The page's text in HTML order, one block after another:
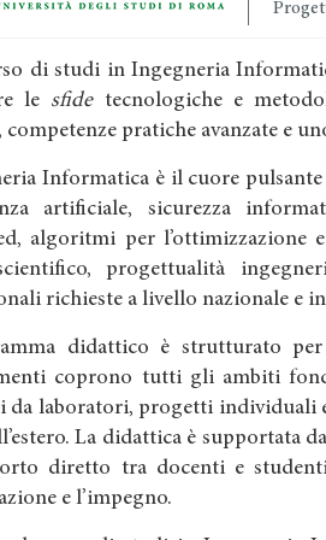
di studi in Ingegneria
le sfidetecnologiche e
competenze pratiche avanzate e
Informatica è il cuore
artificiale, sicurezza
algoritmi per
progettualità
richieste a livello nazionale e
didattico è strutturato
coprono tutti gli ambiti
da laboratori, progetti individuali
La didattica è supportata
diretto tra docenti e
e l’impegno.